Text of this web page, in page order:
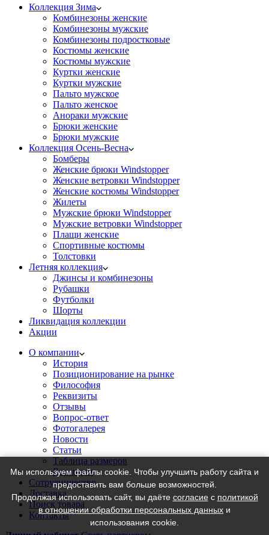
Коллекция Зима
Комбинезоны женские
Комбинезоны мужские
Комбинезоны подростковые
Костюмы женские
Костюмы мужские
Куртки женские
Куртки мужские
Пальто мужское
Пальто женское
Анораки мужские
Брюки женские
Брюки мужские
Коллекция Осень-Весна
Бомберы
Женские брюки Windstopper
Женские ветровки Windstopper
Женские костюмы Windstopper
Жилеты
Мужские брюки Windstopper
Мужские ветровки Windstopper
Плащи женские
Спортивные костюмы
Толстовки
Летняя коллекция
Джинсы и комбинезоны
Рубашки
Футболки
Шорты
Ликвидация коллекции
Акции
О компании
История
Позиционирование на рынке
Философия
Реквизиты
Отзывы
Вопрос-ответ
Фотогалерея
Новости
Статьи
Таблица размеров
Вакансии
Сотрудничество
Доставка
Поиск товара
Контакты
Мы используем файлы cookie. Чтобы улучшить работу сайта и
предоставить вам больше возможностей.
Продолжая использовать сайт, вы даёте согласиес политикой
в отношении обработки персональных данных и
использования cookie.